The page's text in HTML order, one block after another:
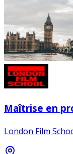
Maîtrise en
London Film